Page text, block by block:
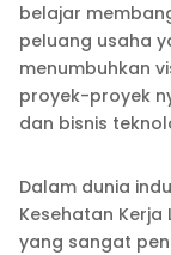
belajar
peluang usaha
menumbuhkan
proyek-proyek
dan bisnis
Dalam dunia
Kesehatan Kerja
yang sangat